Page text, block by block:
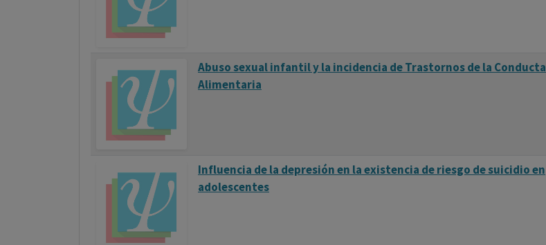
Abuso sexual infantil y la incidencia de Trastornos de la Conducta
Alimentaria
Influencia de la depresión en la existencia de riesgo de suicidio en
adolescentes